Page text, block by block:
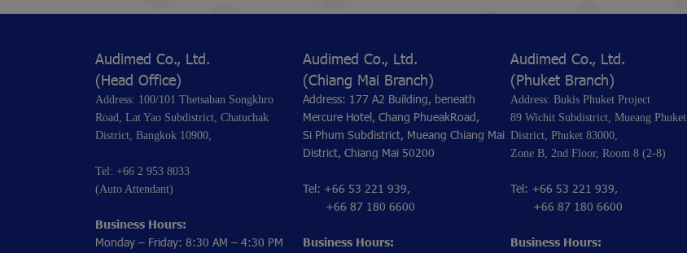
Audimed Co., Ltd.
(Head Office)
Address: 100/101 Thetsaban Songkhro
Road, Lat Yao Subdistrict, Chatuchak
District, Bangkok 10900,
Tel: +66 2 953 8033
(Auto Attendant)
Business Hours:
Monday – Friday: 8:30 AM – 4:30 PM
Audimed Co., Ltd.
(Chiang Mai Branch)
Address: 177 A2 Building, beneath
Mercure Hotel, Chang PhueakRoad,
Si Phum Subdistrict, Mueang Chiang Mai
District, Chiang Mai 50200
Tel: +66 53 221 939,
+66 87 180 6600
Business Hours:
Audimed Co., Ltd.
(Phuket Branch)
Address: Bukis Phuket Project
89 Wichit Subdistrict, Mueang Phuket
District, Phuket 83000,
Zone B, 2nd Floor, Room 8 (2-8)
Tel: +66 53 221 939,
+66 87 180 6600
Business Hours: